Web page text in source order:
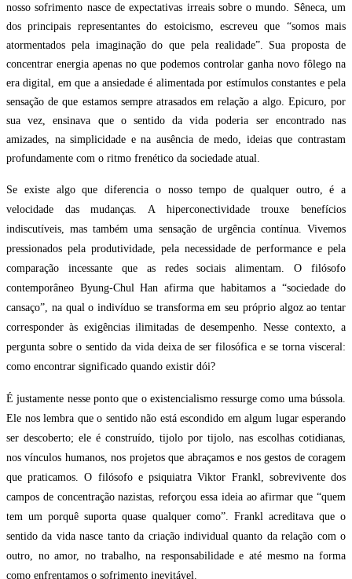
nosso sofrimento nasce de expectativas irreais sobre o mundo. Sêneca, um
dos principais representantes do estoicismo, escreveu que “somos mais
atormentados pela imaginação do que pela realidade”. Sua proposta de
concentrar energia apenas no que podemos controlar ganha novo fôlego na
era digital, em que a ansiedade é alimentada por estímulos constantes e pela
sensação de que estamos sempre atrasados em relação a algo. Epicuro, por
sua vez, ensinava que o sentido da vida poderia ser encontrado nas
amizades, na simplicidade e na ausência de medo, ideias que contrastam
profundamente com o ritmo frenético da sociedade atual.
Se existe algo que diferencia o nosso tempo de qualquer outro, é a
velocidade das mudanças. A hiperconectividade trouxe benefícios
indiscutíveis, mas também uma sensação de urgência contínua. Vivemos
pressionados pela produtividade, pela necessidade de performance e pela
comparação incessante que as redes sociais alimentam. O filósofo
contemporâneo Byung-Chul Han afirma que habitamos a “sociedade do
cansaço”, na qual o indivíduo se transforma em seu próprio algoz ao tentar
corresponder às exigências ilimitadas de desempenho. Nesse contexto, a
pergunta sobre o sentido da vida deixa de ser filosófica e se torna visceral:
como encontrar significado quando existir dói?
É justamente nesse ponto que o existencialismo ressurge como uma bússola.
Ele nos lembra que o sentido não está escondido em algum lugar esperando
ser descoberto; ele é construído, tijolo por tijolo, nas escolhas cotidianas,
nos vínculos humanos, nos projetos que abraçamos e nos gestos de coragem
que praticamos. O filósofo e psiquiatra Viktor Frankl, sobrevivente dos
campos de concentração nazistas, reforçou essa ideia ao afirmar que “quem
tem um porquê suporta quase qualquer como”. Frankl acreditava que o
sentido da vida nasce tanto da criação individual quanto da relação com o
outro, no amor, no trabalho, na responsabilidade e até mesmo na forma
como enfrentamos o sofrimento inevitável.